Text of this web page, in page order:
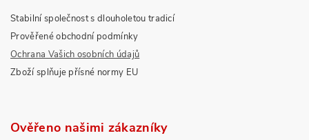
Stabilní společnost s dlouholetou tradicí
Prověřené obchodní podmínky
Ochrana Vašich osobních údajů
Zboží splňuje přísné normy EU
Ověřeno našimi zákazníky